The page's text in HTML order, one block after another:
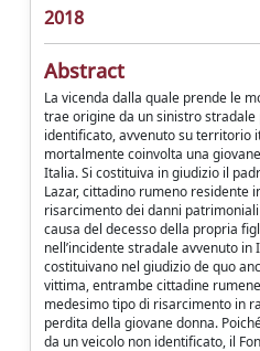
2018
Abstract
La vicenda dalla quale prende le
trae origine da un sinistro
identificato, avvenuto su territorio
mortalmente coinvolta una
Italia. Si costituiva in giudizio il
Lazar, cittadino rumeno residente
risarcimento dei danni
causa del decesso della propria
nell’incidente stradale avvenuto in
costituivano nel giudizio de quo
vittima, entrambe cittadine
medesimo tipo di risarcimento in
perdita della giovane donna.
da un veicolo non identificato, il